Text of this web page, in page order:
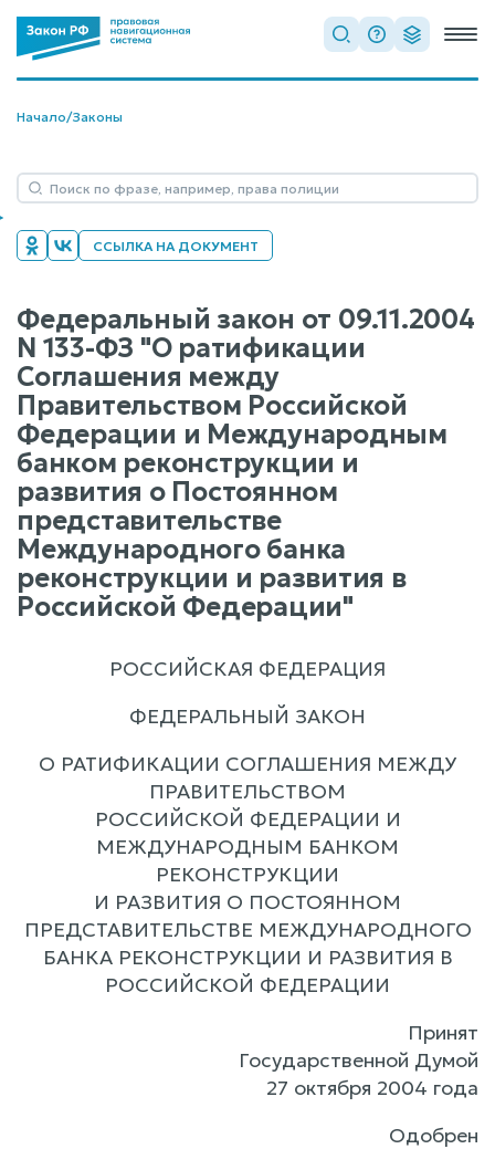
Начало/Законы
ССЫЛКА НА ДОКУМЕНТ
Федеральный закон от 09.11.2004
N 133-ФЗ "О ратификации
Соглашения между
Правительством Российской
Федерации и Международным
банком реконструкции и
развития о Постоянном
представительстве
Международного банка
реконструкции и развития в
Российской Федерации"
РОССИЙСКАЯ ФЕДЕРАЦИЯ
ФЕДЕРАЛЬНЫЙ ЗАКОН
О РАТИФИКАЦИИ СОГЛАШЕНИЯ МЕЖДУ
ПРАВИТЕЛЬСТВОМ
РОССИЙСКОЙ ФЕДЕРАЦИИ И
МЕЖДУНАРОДНЫМ БАНКОМ
РЕКОНСТРУКЦИИ
И РАЗВИТИЯ О ПОСТОЯННОМ
ПРЕДСТАВИТЕЛЬСТВЕ МЕЖДУНАРОДНОГО
БАНКА РЕКОНСТРУКЦИИ И РАЗВИТИЯ В
РОССИЙСКОЙ ФЕДЕРАЦИИ
Принят
Государственной Думой
27 октября 2004 года
Одобрен